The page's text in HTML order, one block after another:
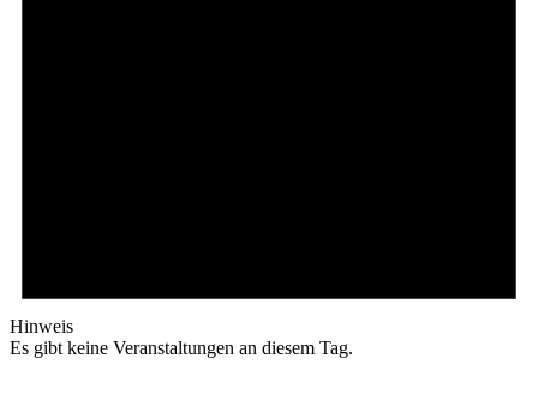
Hinweis
Es gibt keine Veranstaltungen an diesem Tag.